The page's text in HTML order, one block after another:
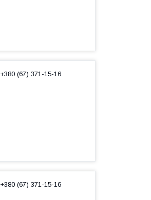
+380 (67) 371-15-16
+380 (67) 371-15-16